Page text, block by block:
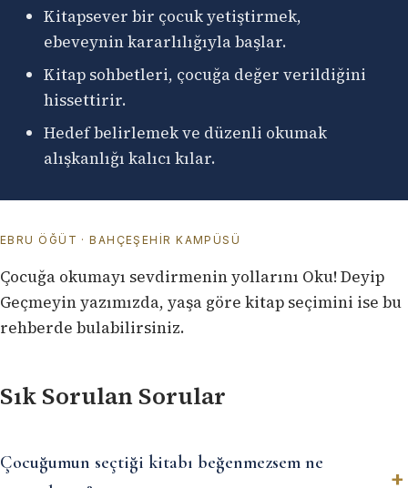
Kitapsever bir çocuk yetiştirmek,
ebeveynin kararlılığıyla başlar.
Kitap sohbetleri, çocuğa değer verildiğini
hissettirir.
Hedef belirlemek ve düzenli okumak
alışkanlığı kalıcı kılar.
EBRU ÖĞÜT · BAHÇEŞEHIR KAMPÜSÜ
Çocuğa okumayı sevdirmenin yollarını Oku! Deyip
Geçmeyinyazımızda, yaşa göre kitap seçimini ise bu
rehberde bulabilirsiniz.
Sık Sorulan Sorular
Çocuğumun seçtiği kitabı beğenmezsem ne